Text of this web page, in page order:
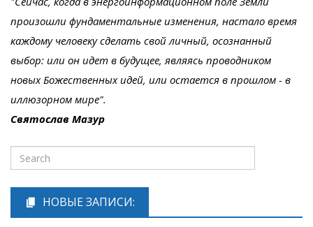
произошли фундаментальные изменения, настало время
каждому человеку сделать свой личный, осознанный
выбор: или он идет в будущее, являясь проводником
новых Божественных идей, или остается в прошлом - в
иллюзорном мире".
Святослав Мазур
НОВЫЕ ЗАПИСИ: